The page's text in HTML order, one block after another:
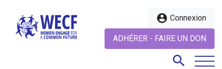
account_circle Connexion
ADHÉRER - FAIRE UN DON
search